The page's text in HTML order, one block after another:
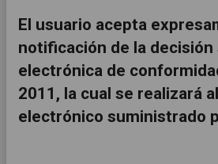
El usuario acepta
notificación de la decisión
electrónica de
2011, la cual se realizará
electrónico suministrado